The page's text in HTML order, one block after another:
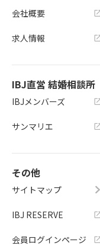
会社概要
求人情報
IBJ直営 結婚相談所
IBJメンバーズ
サンマリエ
その他
サイトマップ
IBJ RESERVE
会員ログインページ